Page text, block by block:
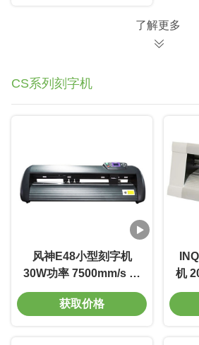
了解更多
CS系列刻字机
风神E48小型刻字机
30W功率 7500mm/s 标
深刻度0.01-0.5mm 电
压220V 质量好
获取价格
机
线